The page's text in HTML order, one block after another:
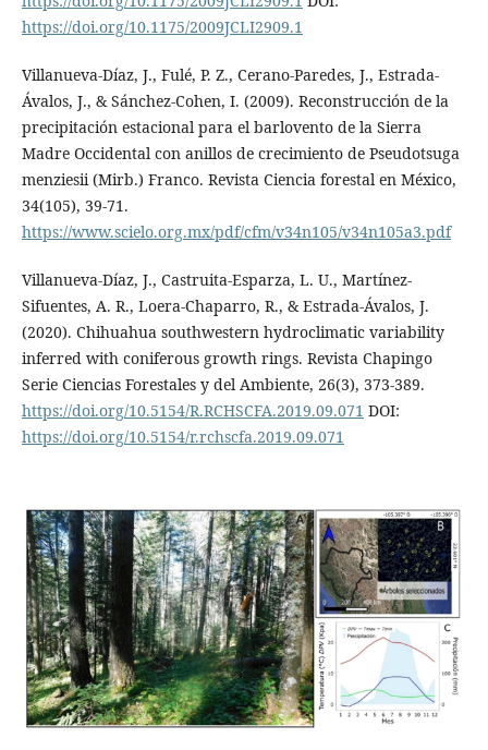
https://doi.org/10.1175/2009JCLI2909.1
Villanueva-Díaz, J., Fulé, P. Z., Cerano-Paredes, J., Estrada-
Ávalos, J., & Sánchez-Cohen, I. (2009). Reconstrucción de la
precipitación estacional para el barlovento de la Sierra
Madre Occidental con anillos de crecimiento de Pseudotsuga
menziesii (Mirb.) Franco. Revista Ciencia forestal en México,
34(105), 39-71.
https://www.scielo.org.mx/pdf/cfm/v34n105/v34n105a3.pdf
Villanueva-Díaz, J., Castruita-Esparza, L. U., Martínez-
Sifuentes, A. R., Loera-Chaparro, R., & Estrada-Ávalos, J.
(2020). Chihuahua southwestern hydroclimatic variability
inferred with coniferous growth rings. Revista Chapingo
Serie Ciencias Forestales y del Ambiente, 26(3), 373-389.
https://doi.org/10.5154/R.RCHSCFA.2019.09.071 DOI:
https://doi.org/10.5154/r.rchscfa.2019.09.071